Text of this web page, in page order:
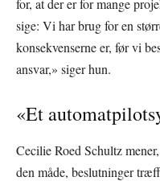
for, at der er for mange
sige: Vi har brug for en
konsekvenserne er, før vi
ansvar,» siger hun.
«Et
Cecilie Roed Schultz
den måde, beslutninger